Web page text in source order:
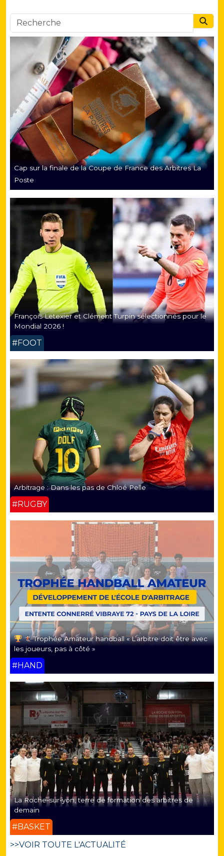
Cap sur la finale de la Coupe de France des Arbitres La
Poste
François Letexier et Clément Turpin sélectionnés pour le
Mondial 2026 !
#FOOT
Arbitrage : Dans les pas de Chloé Pelle
#RUGBY
Trophée Amateur handball « L’arbitre doit être avec
les joueurs, pas à côté »
#HAND
La Roche-sur-yon, terre de formation des arbitres de
demain
#BASKET
>>VOIR TOUTE L'ACTUALITÉ